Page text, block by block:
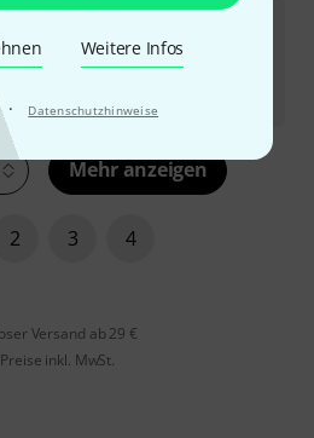
Weitere Infos
· Datenschutzhinweise
TamTam Mallet RSBB Reso
20
Mehr anzeigen
2 3 4
Versand ab 29 €
inkl. MwSt.